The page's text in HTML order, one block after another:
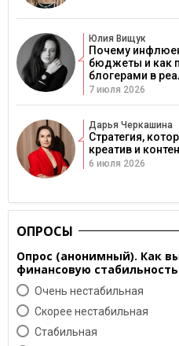
Юлия Вищук
Почему
бюджеты и как
блогерами в
7 июля 2026
Дарья Черкашина
Стратегия,
креатив и
6 июля 2026
ОПРОСЫ
Опрос (анонимный). Как
финансовую стабильность
Очень нестабильная
Скорее нестабильная
Cтабильная